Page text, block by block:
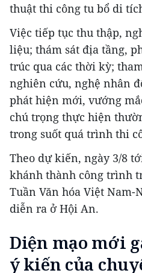
thuật thi công tu bổ di
Việc tiếp tục thu thập,
liệu; thám sát địa tầng,
trúc qua các thời kỳ;
nghiên cứu, nghệ nhân
phát hiện mới, vướng
chú trọng thực hiện
trong suốt quá trình thi
Theo dự kiến, ngày 3/8
khánh thành công trình
Tuần Văn hóa Việt Nam-
diễn ra ở Hội An.
Diện mạo mới
ý kiến của